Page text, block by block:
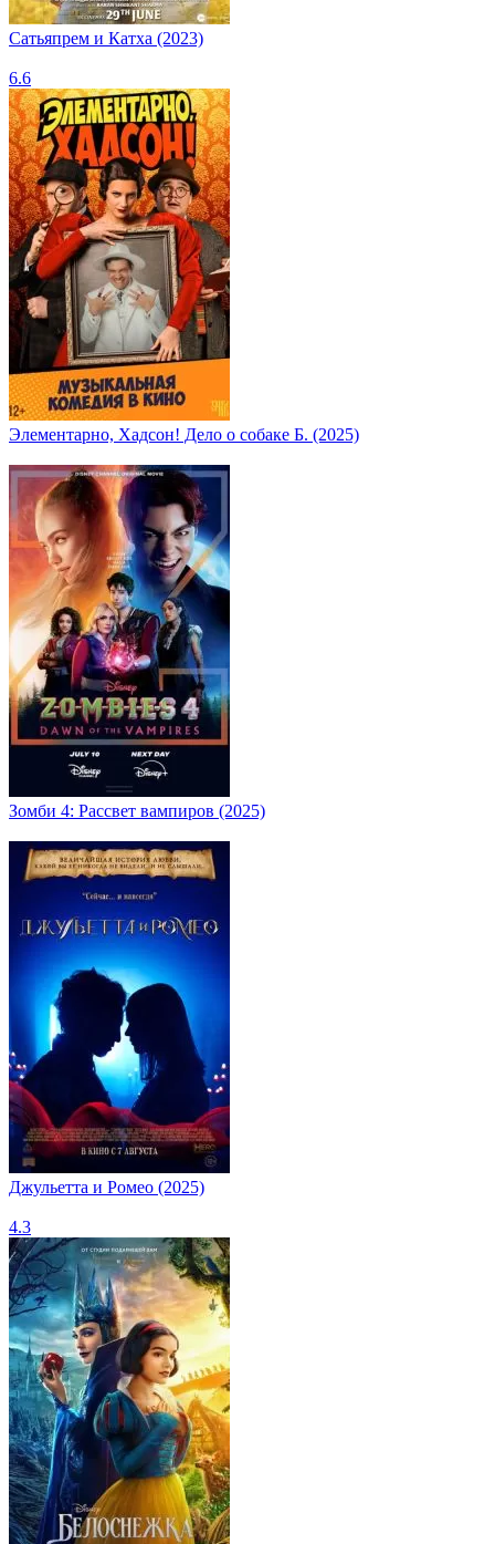
Сатьяпрем и Катха (2023)
6.6
Элементарно, Хадсон! Дело о собаке Б. (2025)
Зомби 4: Рассвет вампиров (2025)
Джульетта и Ромео (2025)
4.3